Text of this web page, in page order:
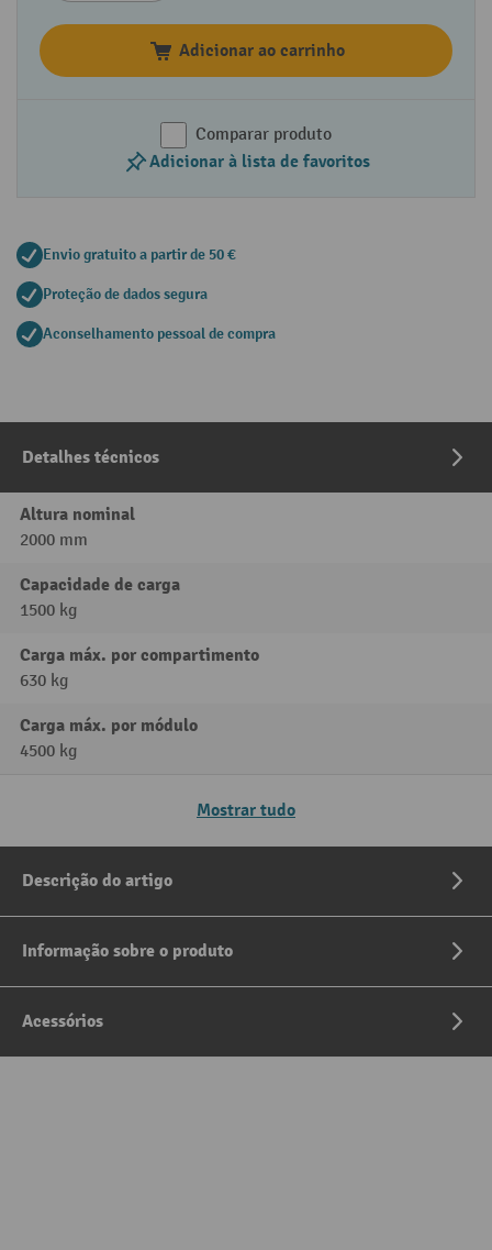
Adicionar ao carrinho
Comparar produto
Adicionar à lista de favoritos
Envio gratuito a partir de 50 €
Proteção de dados segura
Aconselhamento pessoal de compra
Detalhes técnicos
Altura nominal
2000 mm
Capacidade de carga
1500 kg
Carga máx. por compartimento
630 kg
Carga máx. por módulo
4500 kg
Mostrar tudo
Descrição do artigo
Informação sobre o produto
Acessórios